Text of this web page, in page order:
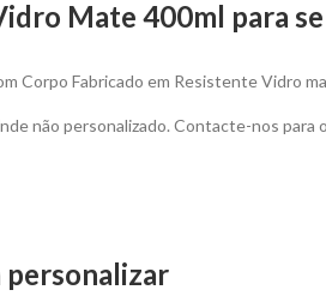
Mate 400ml para
Corpo Fabricado em Resistente Vidro
não personalizado. Contacte-nos
personalizar